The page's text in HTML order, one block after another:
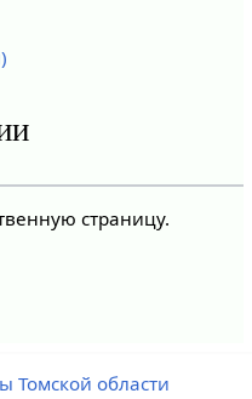
страницу.
Томской области